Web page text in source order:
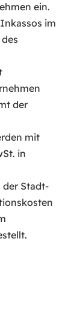
ein.
im
der
mit
in
der Stadt-